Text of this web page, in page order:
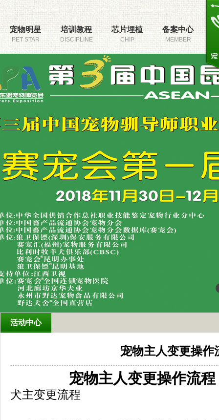
宠物明星
PET STAR
培训教程
DISCIPLINE
芯片埋植
CHIP
备案中心
MEMBER
活动中心
宠物主人变更操作
宠物主人变更操作流程
犬主变更流程